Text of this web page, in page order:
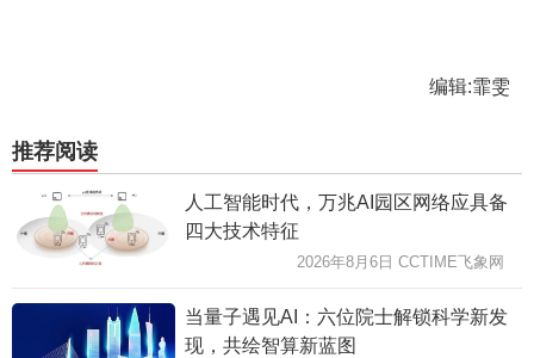
编辑:霏雯
推荐阅读
人工智能时代，万兆AI园区网络应具备
四大技术特征
2026年8月6日 CCTIME飞象网
当量子遇见AI：六位院士解锁科学新发
现，共绘智算新蓝图